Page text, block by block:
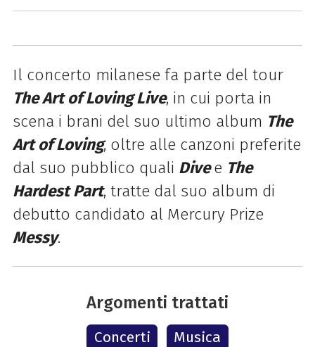
Il concerto milanese fa parte del tour
The Art of Loving Live, in cui porta in
scena i brani del suo ultimo album The
Art of Loving, oltre alle canzoni preferite
dal suo pubblico quali Dive e The
Hardest Part, tratte dal suo album di
debutto candidato al Mercury Prize
Messy.
Argomenti trattati
Concerti Musica